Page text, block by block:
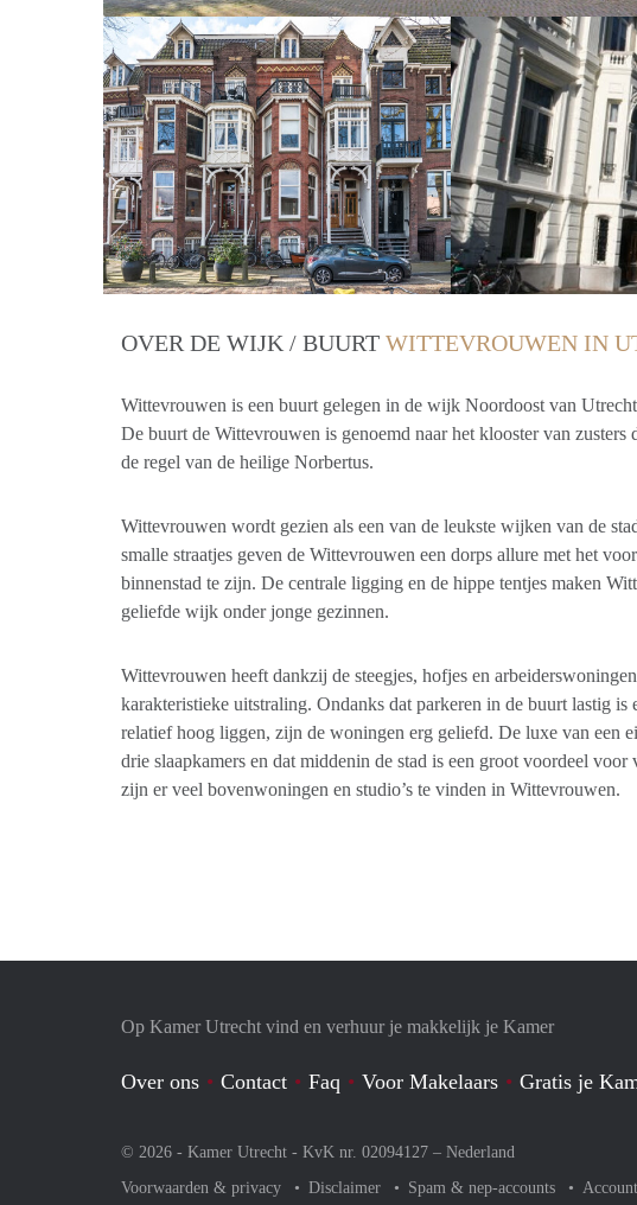
OVER DE WIJK / BUURT WITTEVROUWEN IN
Wittevrouwen is een buurt gelegen in de wijk Noordoost van
De buurt de Wittevrouwen is genoemd naar het klooster van zusters
de regel van de heilige Norbertus.
Wittevrouwen wordt gezien als een van de leukste wijken van de
smalle straatjes geven de Wittevrouwen een dorps allure met het
binnenstad te zijn. De centrale ligging en de hippe tentjes maken
geliefde wijk onder jonge gezinnen.
Wittevrouwen heeft dankzij de steegjes, hofjes en
karakteristieke uitstraling. Ondanks dat parkeren in de buurt lastig is
relatief hoog liggen, zijn de woningen erg geliefd. De luxe van een
drie slaapkamers en dat middenin de stad is een groot voordeel voor
zijn er veel bovenwoningen en studio’s te vinden in Wittevrouwen.
Op Kamer Utrecht vind en verhuur je makkelijk je Kamer
Over ons Contact Faq Voor Makelaars Gratis je
© 2026 - Kamer Utrecht - KvK nr. 02094127 – Nederland
Voorwaarden & privacy
Disclaimer Spam & nep-accounts